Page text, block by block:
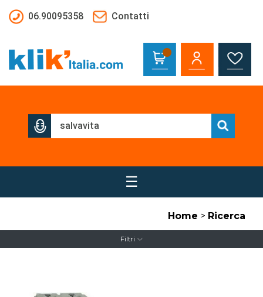
06.90095358
Contatti
☰
Home > Ricerca
Filtri